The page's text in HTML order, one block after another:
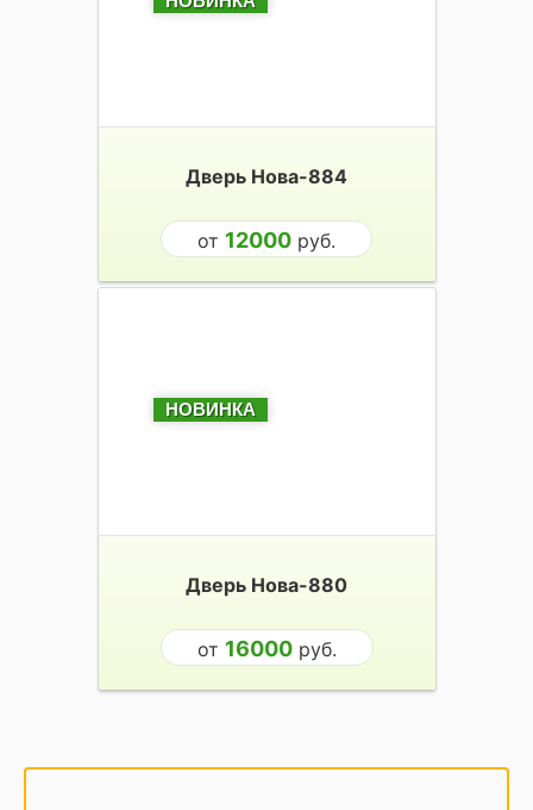
Дверь Нова-884
от 12000 руб.
НОВИНКА
Дверь Нова-880
от 16000руб.